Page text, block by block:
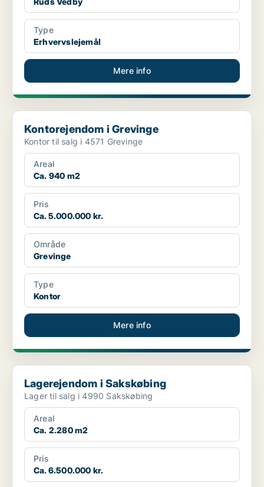
Type
Erhvervslejemål
Mere info
Kontorejendom i Grevinge
Kontorejendom i Grevinge
Kontor til salg i 4571 Grevinge
Areal
Ca. 940 m2
Pris
Ca. 5.000.000 kr.
Område
Grevinge
Type
Kontor
Mere info
Lagerejendom i Sakskøbing
Lagerejendom i Sakskøbing
Lager til salg i 4990 Sakskøbing
Areal
Ca. 2.280 m2
Pris
Ca. 6.500.000 kr.